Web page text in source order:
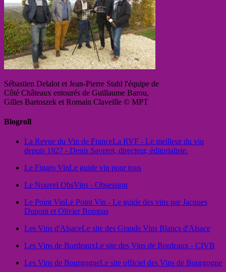
Sébastien Delalot et Jean-Pierre Stahl l'équipe de
Côté Châteaux entourés de Guillaume Barou,
Gilles Bartoszek et Romain Claveille © MPT
Blogroll
La Revue du Vin de FranceLa RVF - Le meilleur du vin
depuis 1927 - Denis Saverot, directeur, éditorialiste.
Le Figaro VinLe guide vin pour tous
Le Nouvel ObsVins - Obsession
Le Point VinLe Point Vin - Le guide des vins par Jacques
Dupont et Olivier Bompas
Les Vins d'AlsaceLe site des Grands Vins Blancs d'Alsace
Les Vins de BordeauxLe site des Vins de Bordeaux - CIVB
Les Vins de BourgogneLe site officiel des Vins de Bourgogne